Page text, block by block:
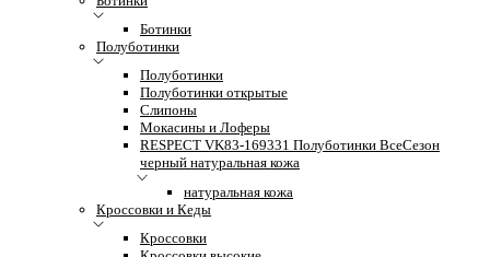
Ботинки
Полуботинки
Полуботинки
Полуботинки открытые
Слипоны
Мокасины и Лоферы
RESPECT VK83-169331 Полуботинки ВсеСезон
черный натуральная кожа
натуральная кожа
Кроссовки и Кеды
Кроссовки